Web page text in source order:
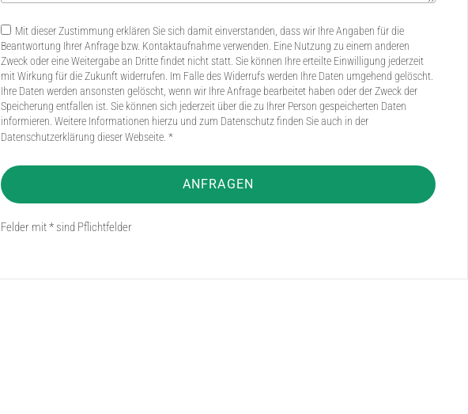
Mit dieser Zustimmung erklären Sie sich damit einverstanden, dass wir Ihre Angaben für die
Beantwortung Ihrer Anfrage bzw. Kontaktaufnahme verwenden. Eine Nutzung zu einem anderen
Zweck oder eine Weitergabe an Dritte findet nicht statt. Sie können Ihre erteilte Einwilligung jederzeit
mit Wirkung für die Zukunft widerrufen. Im Falle des Widerrufs werden Ihre Daten umgehend gelöscht.
Ihre Daten werden ansonsten gelöscht, wenn wir Ihre Anfrage bearbeitet haben oder der Zweck der
Speicherung entfallen ist. Sie können sich jederzeit über die zu Ihrer Person gespeicherten Daten
informieren. Weitere Informationen hierzu und zum Datenschutz finden Sie auch in der
Datenschutzerklärung dieser Webseite. *
ANFRAGEN
Felder mit * sind Pflichtfelder